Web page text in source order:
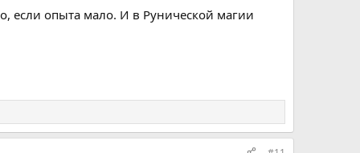
если опыта мало. И в Рунической магии